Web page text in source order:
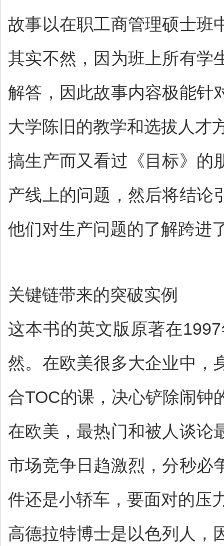
故事以在职工商管理硕士班
其实不然，因为班上所有学
解答，因此故事内容极能针
大学陈旧的教学和选拔人才
搞生产而又看过《目标》的
产线上的问题，然后将结论
他们对生产问题的了解跨进
关键链带来的突破实例
这本书的英文版原著在
然。在欧美很多大企业中，
合TOC的课，决心铲除闹钟
在欧美，最热门和被人谈论
市场竞争日趋激烈，分秒必
件还是小轿车，要面对的压
高德拉特博士是以色列人，